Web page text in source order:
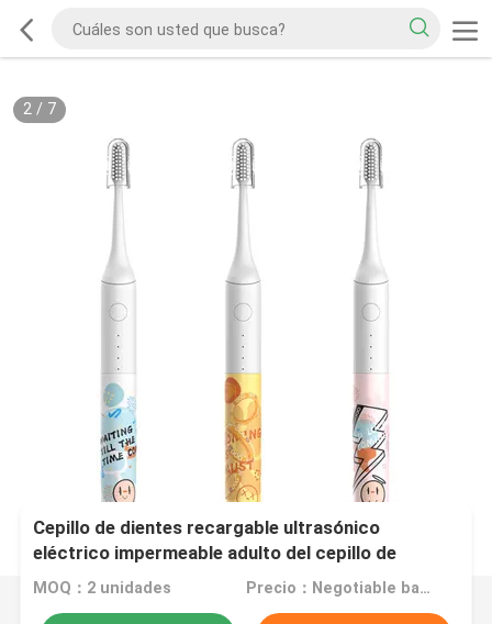
2/ 7
Cepillo de dientes recargable ultrasónico
eléctrico impermeable adulto del cepillo de
dientes IPX7
MOQ：2 unidades Precio：Negotiable based on order lot quantity